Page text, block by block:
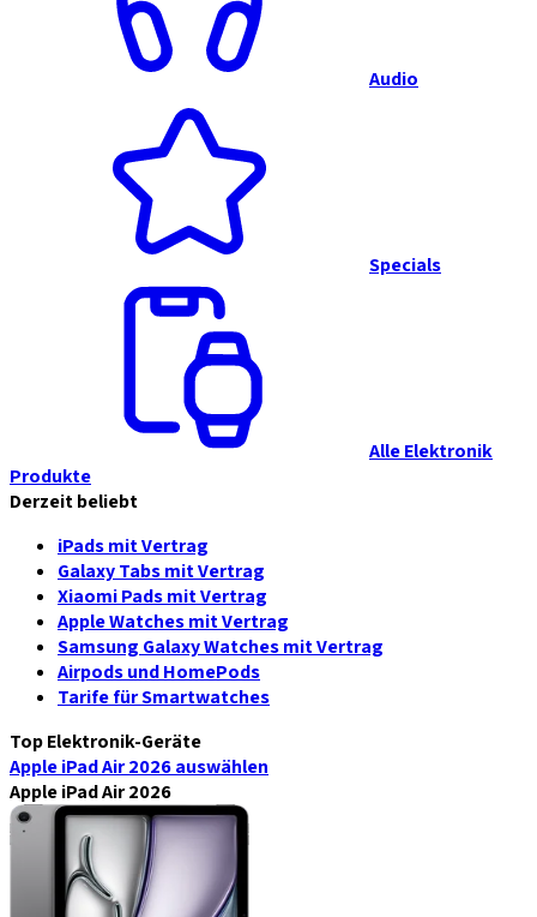
Audio
Specials
Alle Elektronik
Produkte
Derzeit beliebt
iPads mit Vertrag
Galaxy Tabs mit Vertrag
Xiaomi Pads mit Vertrag
Apple Watches mit Vertrag
Samsung Galaxy Watches mit Vertrag
Airpods und HomePods
Tarife für Smartwatches
Top Elektronik-Geräte
Apple iPad Air 2026auswählen
Apple iPad Air 2026